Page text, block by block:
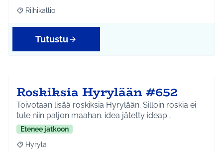
Rajaa tulokset aihepiirin mukaan: Riihikallio
Riihikallio
Tutustu
Roskiksia Hyrylään #652
Toivotaan lisää roskiksia Hyrylään. Silloin roskia ei
tule niin paljon maahan. idea jätetty ideap…
Etenee jatkoon
Rajaa tulokset aihepiirin mukaan: Hyrylä
Hyrylä